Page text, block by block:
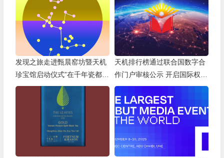
发现之旅走进甄晨窑坊暨天机
珍宝馆启动仪式”在千年瓷都景
德镇隆重举行
天机排行榜通过联合国数字合
作门户审核公示 开启国际权威
备案认证机制